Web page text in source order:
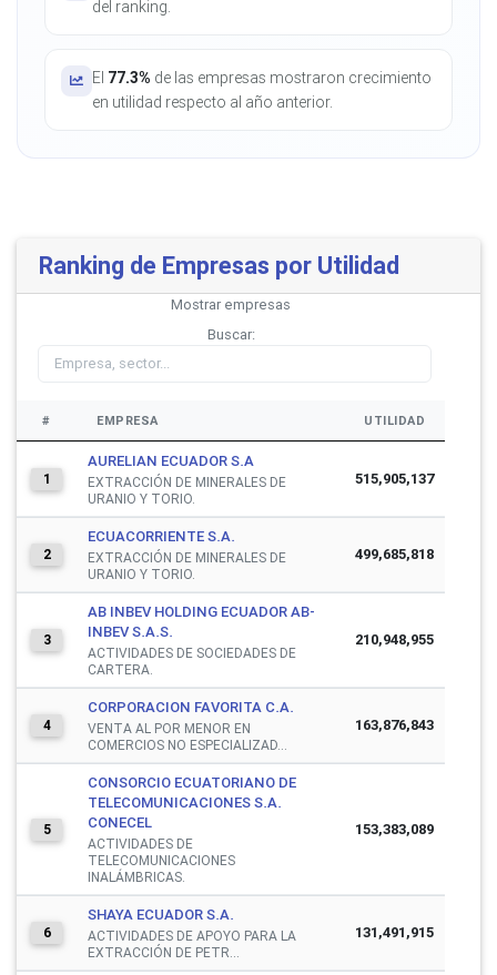
del ranking.
El 77.3% de las empresas mostraron crecimiento
en utilidad respecto al año anterior.
Ranking de Empresas por Utilidad
Mostrar empresas
Buscar:
# EMPRESA UTILIDAD
1
AURELIAN ECUADOR S.A
EXTRACCIÓN DE MINERALES DE
URANIO Y TORIO.
515,905,137
2
ECUACORRIENTE S.A.
EXTRACCIÓN DE MINERALES DE
URANIO Y TORIO.
499,685,818
3
AB INBEV HOLDING ECUADOR AB-
INBEV S.A.S.
ACTIVIDADES DE SOCIEDADES DE
CARTERA.
210,948,955
4
CORPORACION FAVORITA C.A.
VENTA AL POR MENOR EN
COMERCIOS NO ESPECIALIZAD...
163,876,843
5
CONSORCIO ECUATORIANO DE
TELECOMUNICACIONES S.A.
CONECEL
ACTIVIDADES DE
TELECOMUNICACIONES
INALÁMBRICAS.
153,383,089
6
SHAYA ECUADOR S.A.
ACTIVIDADES DE APOYO PARA LA
EXTRACCIÓN DE PETR...
131,491,915